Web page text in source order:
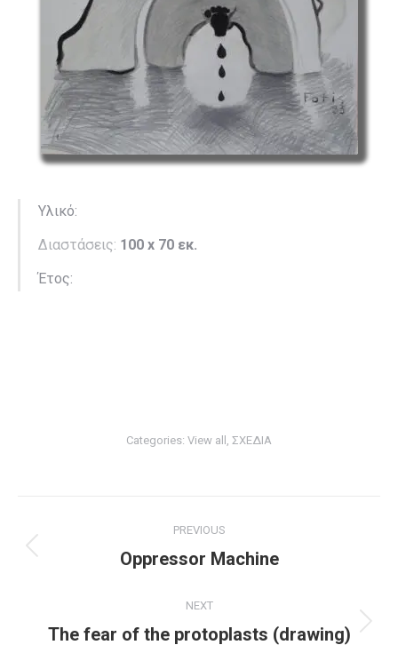
Υλικό:
Διαστάσεις: 100 x 70 εκ.
Έτος:
Categories: View all , ΣΧΕΔΙΑ
navigation
PREVIOUS
Previous
Oppressor Machine
NEXT
Next
The fear of the protoplasts (drawing)